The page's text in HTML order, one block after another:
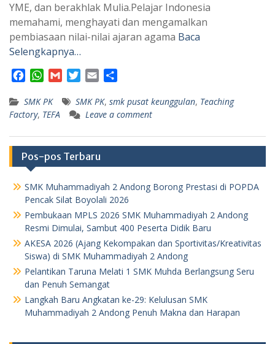
YME, dan berakhlak Mulia.Pelajar Indonesia
memahami, menghayati dan mengamalkan
pembiasaan nilai-nilai ajaran agama Baca
Selengkapnya…
c
e
o
o
k
W
a
t
A
p
p
a
i
e
r
a
i
a
r
SMK PK SMK PK, smk pusat keunggulan, Teaching
Factory, TEFA Leave a comment
Pos-pos Terbaru
SMK Muhammadiyah 2 Andong Borong Prestasi di POPDA
Pencak Silat Boyolali 2026
Pembukaan MPLS 2026 SMK Muhammadiyah 2 Andong
Resmi Dimulai, Sambut 400 Peserta Didik Baru
AKESA 2026 (Ajang Kekompakan dan Sportivitas/Kreativitas
Siswa) di SMK Muhammadiyah 2 Andong
Pelantikan Taruna Melati 1 SMK Muhda Berlangsung Seru
dan Penuh Semangat
Langkah Baru Angkatan ke-29: Kelulusan SMK
Muhammadiyah 2 Andong Penuh Makna dan Harapan